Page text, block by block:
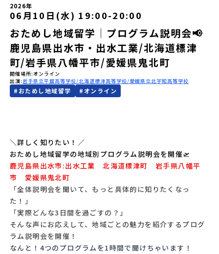
イベント参加方法
会員登録
2026年
06月10日(水) 19:00-20:00
おためし地域留学│プログラム説明会📢
鹿児島県出水市・出水工業/北海道標津
町/岩手県八幡平市/愛媛県鬼北町
開催場所 オンライン
出演 岩手県立平舘高等学校 北海道標津高等学校 愛媛県立北宇和高等学校
# おためし地域留学 #オンライン
＼詳しく知りたい！／
おためし地域留学の地域別プログラム説明会を開催🛫
鹿児島県出水市:出水工業 北海道標津町 岩手県八幡平
市 愛媛県鬼北町
「全体説明会を聞いて、もっと具体的に知りたくなっ
た！」
「実際どんな3日間を過ごすの？」
そんな声にお応えして、地域ごとの魅力を紹介するプログ
ラム説明会を開催！
なんと！4つのプログラムを1時間で聞けちゃいます！